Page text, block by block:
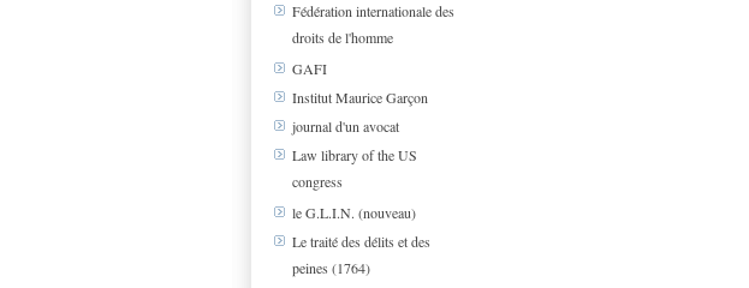
Fédération internationale des
droits de l'homme
GAFI
Institut Maurice Garçon
journal d'un avocat
Law library of the US
congress
le G.L.I.N. (nouveau)
Le traité des délits et des
peines (1764)